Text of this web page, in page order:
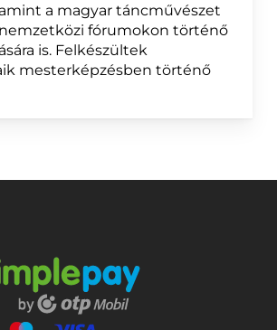
a magyar táncművészet
fórumokon történő
is. Felkészültek
mesterképzésben történő